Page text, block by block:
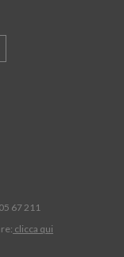
67 211
clicca qui